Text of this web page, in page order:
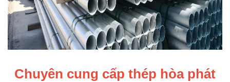
Chuyên cung cấp thép hòa phát